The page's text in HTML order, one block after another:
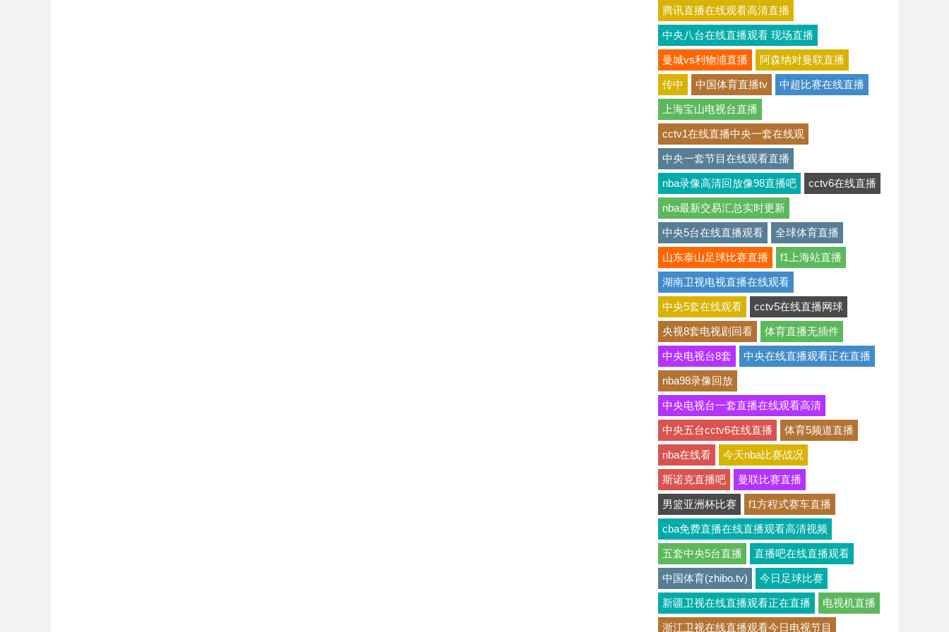
腾讯直播在线观看高清直播
中央八台在线直播观看 现场直播
曼城vs利物浦直播 阿森纳对曼联直播
传中 中国体育直播tv 中超比赛在线直播
上海宝山电视台直播
cctv1在线直播中央一套在线观
中央一套节目在线观看直播
nba录像高清回放像98直播吧 cctv6在线直播
nba最新交易汇总实时更新
中央5台在线直播观看 全球体育直播
山东泰山足球比赛直播 f1上海站直播
湖南卫视电视直播在线观看
中央5套在线观看 cctv5在线直播网球
央视8套电视剧回看 体育直播无插件
中央电视台8套 中央在线直播观看正在直播
nba98录像回放
中央电视台一套直播在线观看高清
中央五台cctv6在线直播 体育5频道直播
nba在线看 今天nba比赛战况
斯诺克直播吧 曼联比赛直播
男篮亚洲杯比赛 f1方程式赛车直播
cba免费直播在线直播观看高清视频
五套中央5台直播 直播吧在线直播观看
中国体育(zhibo.tv) 今日足球比赛
新疆卫视在线直播观看正在直播 电视机直播
浙江卫视在线直播观看今日电视节目